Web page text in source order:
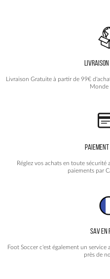
Livraison Gratuite à partir de 99€
Monde
PAIEMENT
Réglez vos achats en toute
paiements par
SAV EN
Foot Soccer c'est également un
près de